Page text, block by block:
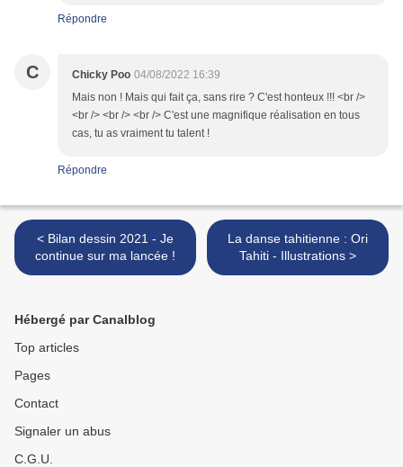
Répondre
C Chicky Poo 04/08/2022 16:39
Mais non ! Mais qui fait ça, sans rire ? C'est honteux !!! <br />
<br /> <br /> <br /> C'est une magnifique réalisation en tous
cas, tu as vraiment tu talent !
Répondre
< Bilan dessin 2021 - Je
continue sur ma lancée !
La danse tahitienne : Ori
Tahiti - Illustrations >
Hébergé par Canalblog
Top articles
Pages
Contact
Signaler un abus
C.G.U.